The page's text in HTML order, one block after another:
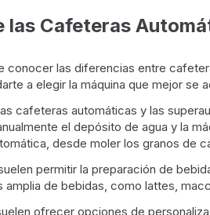
las Cafeteras
las diferencias entre
a elegir la máquina que mejor se
cafeteras automáticas y las
el depósito de agua y la
desde moler los granos de
permitir la preparación de
de bebidas, como lattes,
ofrecer opciones de